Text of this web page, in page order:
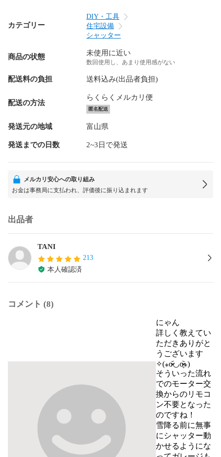
カテゴリー
DIY・工具
住宅設備
シャッター
商品の状態 未使用に近い
数回使用し、あまり使用感がない
配送料の負担 送料込み(出品者負担)
配送の方法
らくらくメルカリ便
匿名配送
発送元の地域 富山県
発送までの日数 2~3日で発送
メルカリ安心への取り組み
お金は事務局に支払われ、評価後に振り込まれます
出品者
TANI
213
本人確認済
コメント (8)
にゃん
詳しく教えてい
ただきありがと
うございます
✧(⁎o̴̶̷᷄◡o̴̶̷̥᷅⁎)
そういった流れ
でのモーター交
換からのリモコ
ン不要となった
のですね！
雪降る前に無事
にシャッター動
かせるようにな